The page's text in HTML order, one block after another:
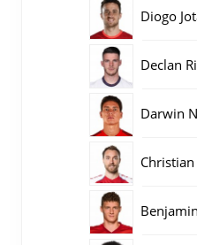
Diogo
Declan
Darwin